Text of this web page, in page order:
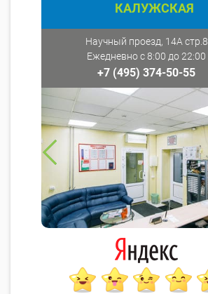
КАЛУЖСКАЯ
Научный проезд, 14А стр.8
Ежедневно с 8:00 до 22:00
+7 (495) 374-50-55